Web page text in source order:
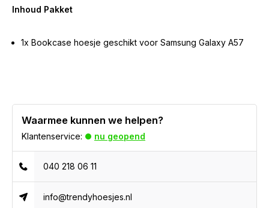
Inhoud Pakket
1x Bookcase hoesje geschikt voor Samsung Galaxy A57
Waarmee kunnen we helpen?
Klantenservice: nu geopend
040 218 06 11
info@trendyhoesjes.nl